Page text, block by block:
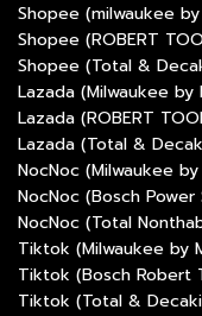
Shopee (milwaukee
Shopee (ROBERT
Shopee (Total &
Lazada (Milwaukee by
Lazada (ROBERT
Lazada (Total &
NocNoc (Milwaukee
NocNoc (Bosch
NocNoc (Total
Tiktok (Milwaukee by
Tiktok (Bosch Robert
Tiktok (Total &